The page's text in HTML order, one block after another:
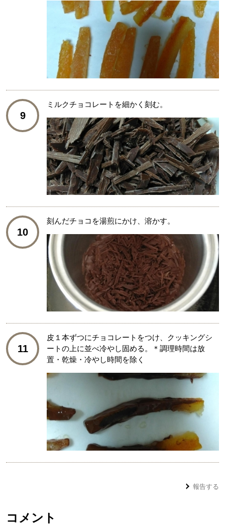
9
ミルクチョコレートを細かく刻む。
10
刻んだチョコを湯煎にかけ、溶かす。
11
皮１本ずつにチョコレートをつけ、クッキングシ
ートの上に並べ冷やし固める。＊調理時間は放
置・乾燥・冷やし時間を除く
報告する
コメント